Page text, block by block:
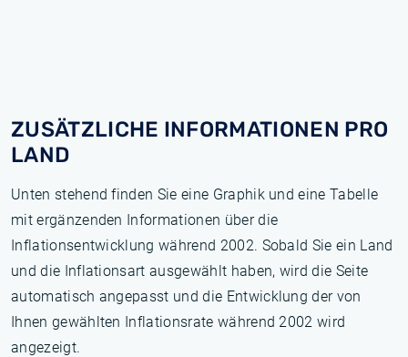
ZUSÄTZLICHE INFORMATIONEN PRO
LAND
Unten stehend finden Sie eine Graphik und eine Tabelle
mit ergänzenden Informationen über die
Inflationsentwicklung während 2002. Sobald Sie ein Land
und die Inflationsart ausgewählt haben, wird die Seite
automatisch angepasst und die Entwicklung der von
Ihnen gewählten Inflationsrate während 2002 wird
angezeigt.